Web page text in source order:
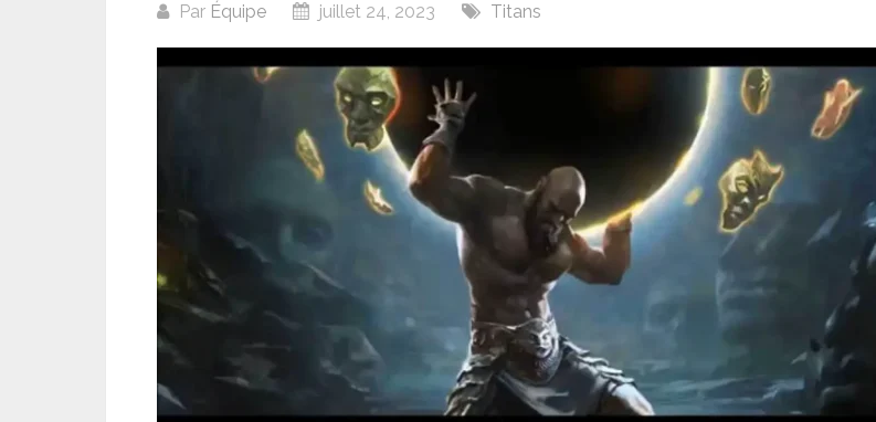
Par Équipe juillet 24, 2023 Titans